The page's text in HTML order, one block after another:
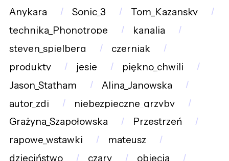
Anykara
Sonic_3
Tom_Kazansky
technika_Phonotrope
kanalia
steven_spielberg
czerniak
produkty
jesie
piękno_chwili
Jason_Statham
Alina_Janowska
autor_zdj
niebezpieczne_grzyby
Grażyna_Szapołowska
Przestrzeń
rapowe_wstawki
mateusz
dzieciństwo
czary objęcia